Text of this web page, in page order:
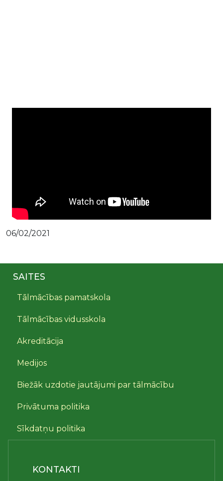
06/02/2021
SAITES
Tālmācības pamatskola
Tālmācības vidusskola
Akreditācija
Medijos
Biežāk uzdotie jautājumi par tālmācību
Privātuma politika
Sīkdatņu politika
KONTAKTI